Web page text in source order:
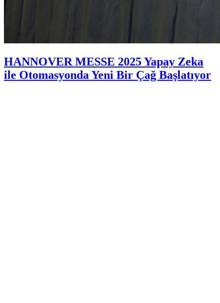
HANNOVER MESSE 2025 Yapay Zeka
ile Otomasyonda Yeni Bir Çağ Başlatıyor